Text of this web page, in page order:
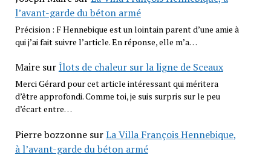
l’avant-garde du béton armé
Précision : F Hennebique est un lointain parent d’une amie à
qui j’ai fait suivre l’article. En réponse, elle m’a…
MairesurÎlots de chaleur sur la ligne de Sceaux
Merci Gérard pour cet article intéressant qui méritera
d’être approfondi. Comme toi, je suis surpris sur le peu
d’écart entre…
Pierre bozzonnesurLa Villa François Hennebique,
à l’avant-garde du béton armé